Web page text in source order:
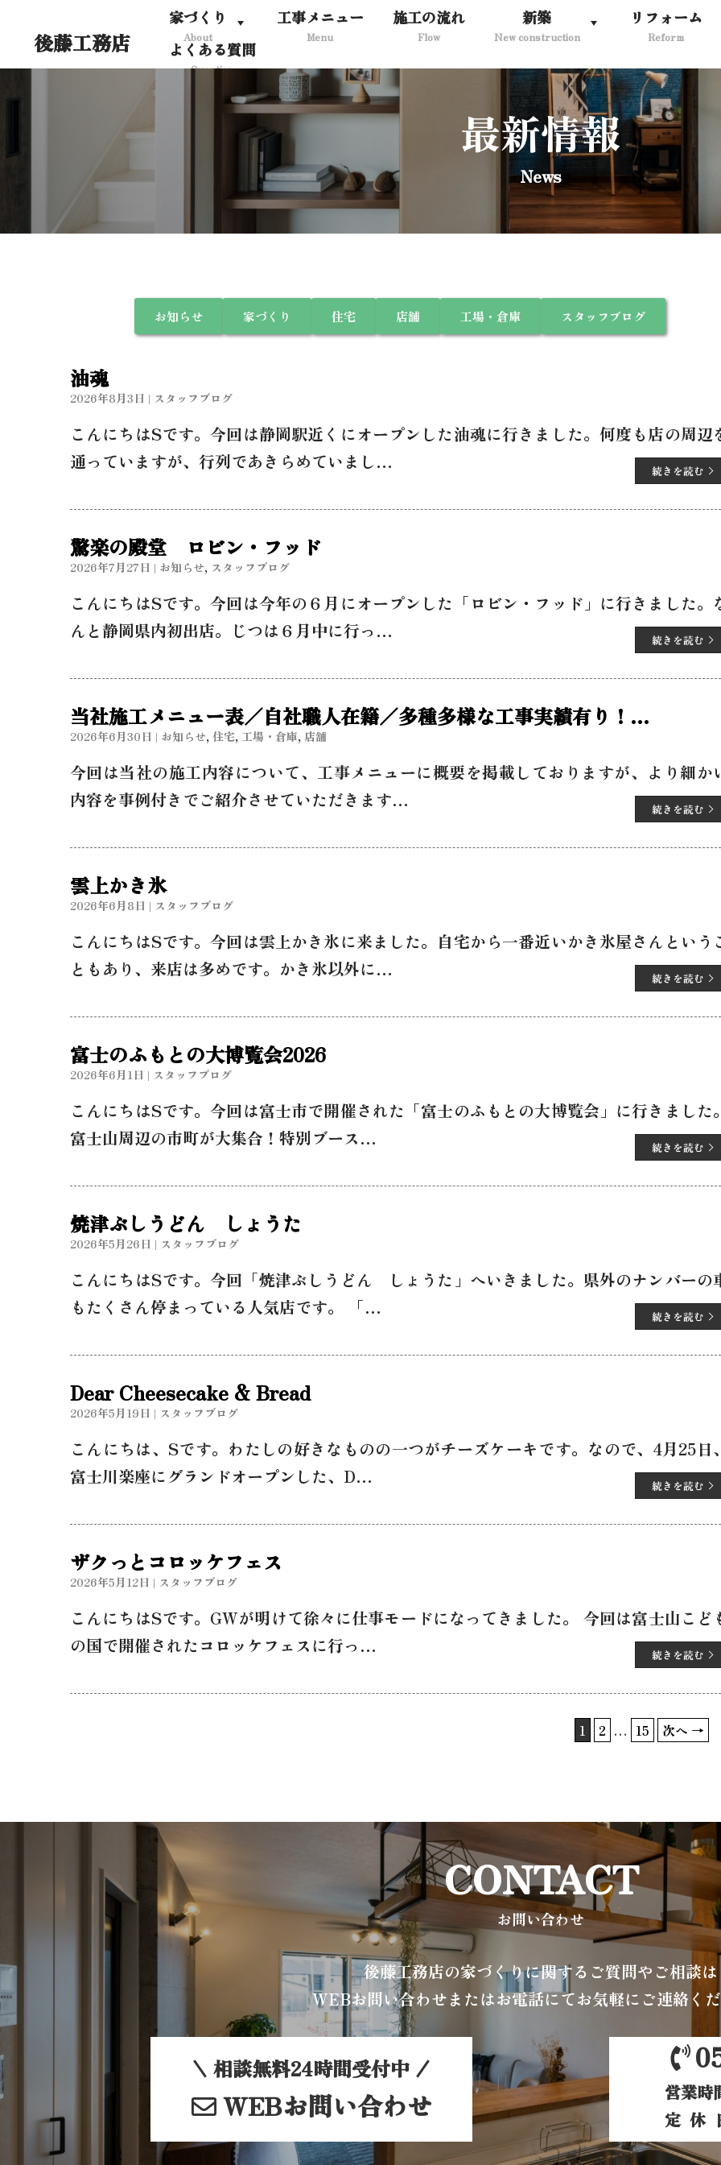
ン
へ
プ
後藤工務店
家づくり
About
工事メニュー
Menu
施工の流れ
Flow
新築
New construction
リフォーム
Reform
よくある質問
Question
最新情報
News
お知らせ 家づくり 住宅 店舗 工場・倉庫 スタッフブログ
油魂
2026年8月3日 | スタッフブログ
こんにちはSです。今回は静岡駅近くにオープンした油魂に行きました。何度も店の周辺
通っていますが、行列であきらめていまし…
続きを読む
驚楽の殿堂 ロビン・フッド
2026年7月27日 | お知らせ, スタッフブログ
こんにちはSです。今回は今年の６月にオープンした「ロビン・フッド」に行きました。
んと静岡県内初出店。じつは６月中に行っ…
続きを読む
当社施工メニュー表／自社職人在籍／多種多様な工事実績有り！
#constructionmenu #reform #house #store #factory
2026年6月30日 | お知らせ, 住宅, 工場・倉庫, 店舗
今回は当社の施工内容について、工事メニューに概要を掲載しておりますが、より細か
内容を事例付きでご紹介させていただきます…
続きを読む
雲上かき氷
2026年6月8日 | スタッフブログ
こんにちはSです。今回は雲上かき氷に来ました。自宅から一番近いかき氷屋さんという
ともあり、来店は多めです。かき氷以外に…
続きを読む
富士のふもとの大博覧会2026
2026年6月1日 | スタッフブログ
こんにちはSです。今回は富士市で開催された「富士のふもとの大博覧会」に行きました
富士山周辺の市町が大集合！特別ブース…
続きを読む
焼津ぶしうどん しょうた
2026年5月26日 | スタッフブログ
こんにちはSです。今回「焼津ぶしうどん しょうた」へいきました。県外のナンバーの
もたくさん停まっている人気店です。 「…
続きを読む
Dear Cheesecake & Bread
2026年5月19日 | スタッフブログ
こんにちは、Sです。わたしの好きなものの一つがチーズケーキです。なので、4月25日
富士川楽座にグランドオープンした、D…
続きを読む
ザクっとコロッケフェス
2026年5月12日 | スタッフブログ
こんにちはSです。GWが明けて徐々に仕事モードになってきました。 今回は富士山こど
の国で開催されたコロッケフェスに行っ…
続きを読む
1 2 … 15 次へ →
CONTACT
お問い合わせ
後藤工務店の家づくりに関する ご質問やご相談は
WEBお問い合わせまたはお電話にてお気軽にご連絡く
相談無料24時間受付中
WEBお問い合わせ
営業時
定休